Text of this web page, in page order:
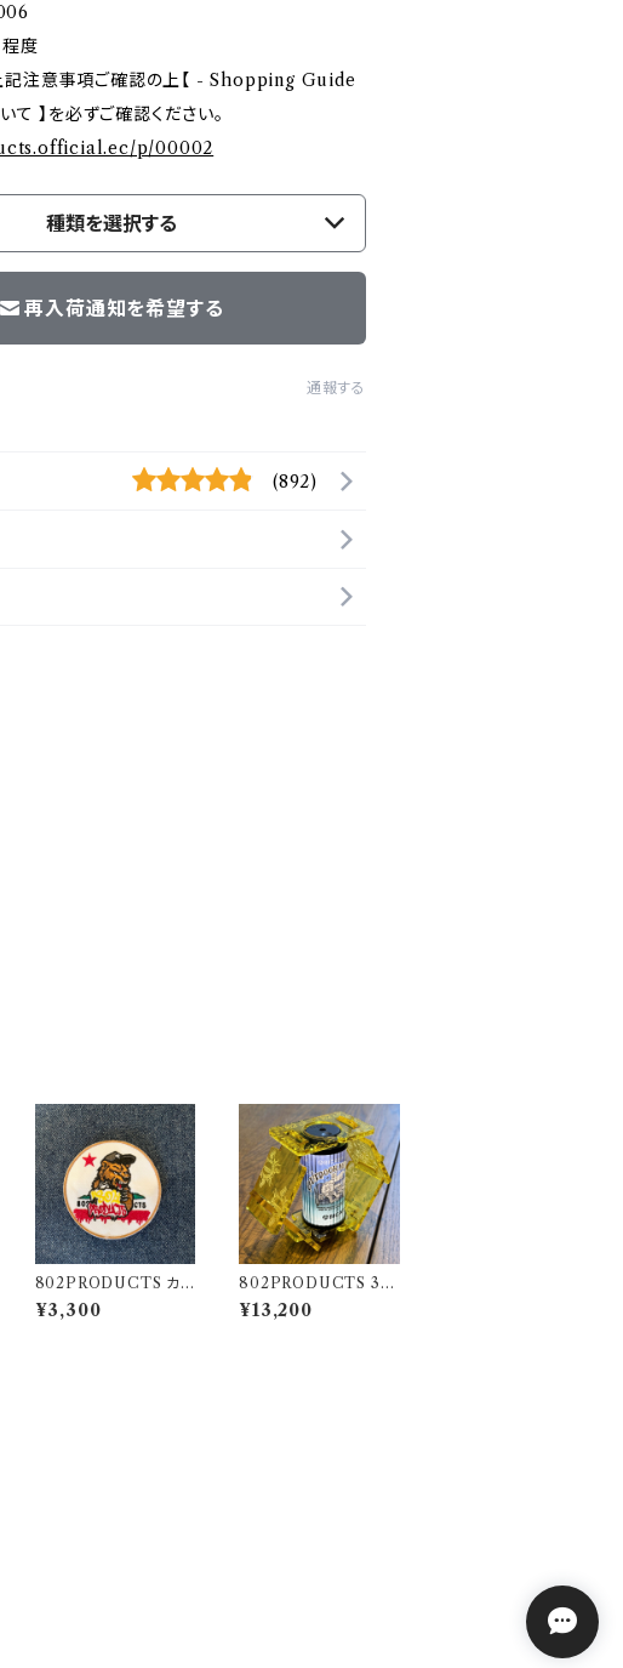
度
記注意事項ご確認の上【 - Shopping Guide
て 】を必ずご確認ください。
p/00002
種類を選択する
再入荷通知を希望する
通報する
(892)
802PRODUCTS カリ
フォルニアベア 刺繍ワッ
ペン
¥3,300
802PRODUCTS 38
BEE イエロー アクリル
シェード yellow 38灯
¥13,200